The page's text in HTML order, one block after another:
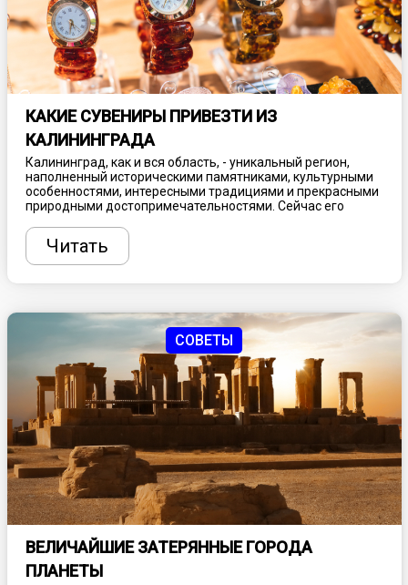
КАКИЕ СУВЕНИРЫ ПРИВЕЗТИ ИЗ
КАЛИНИНГРАДА
Калининград, как и вся область, - уникальный регион,
наполненный историческими памятниками, культурными
особенностями, интересными традициями и прекрасными
природными достопримечательностями. Сейчас его
растет, привлекая толпы туристов со всей России и даже
иностранцев. А какой отпуск без сувениров? Из
путешествия обязательно нужно привезти памятную
Читать
СОВЕТЫ
ВЕЛИЧАЙШИЕ ЗАТЕРЯННЫЕ ГОРОДА
ПЛАНЕТЫ